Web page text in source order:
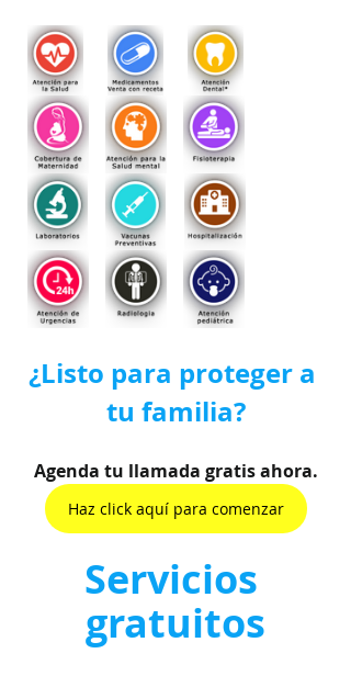
¿Listo para proteger a
tu familia?
Agenda tu llamada gratis ahora.
Haz click aquí para comenzar
Servicios
gratuitos